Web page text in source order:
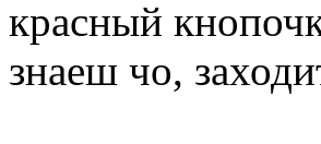
красный
знаеш чо,